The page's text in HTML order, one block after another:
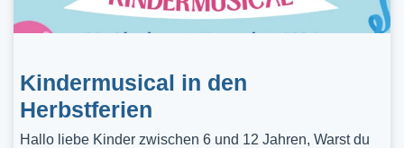
Kindermusical in den
Herbstferien
Hallo liebe Kinder zwischen 6 und 12 Jahren, Warst du